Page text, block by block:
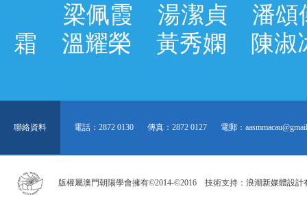
梁佩霞 湯潔貞 潘頌
霜 溫耀榮 黃秀嫻 陳淑
聯絡資料 電話：2872 0130 傳真：2872 0127 電郵：
版權屬澳門朝陽學會擁有©2014-©2016 技術支持： 浪潮新媒體設計